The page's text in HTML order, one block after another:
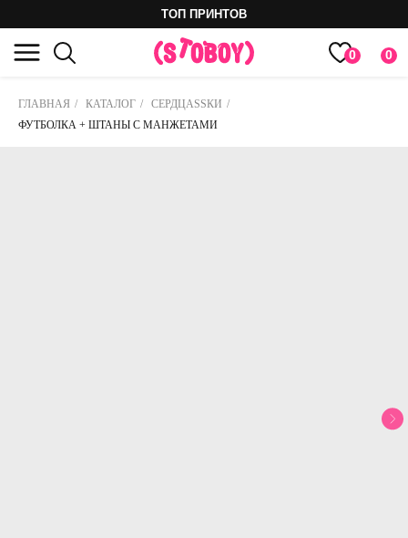
0
0
ТОП ПРИНТОВ
ГЛАВНАЯ / КАТАЛОГ / СЕРДЦASSКИ /
ФУТБОЛКА + ШТАНЫ С МАНЖЕТАМИ